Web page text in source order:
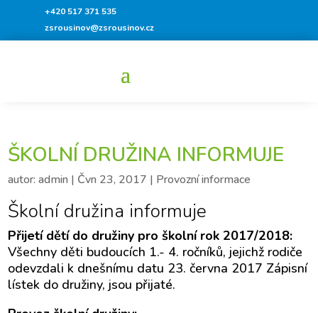
+420 517 371 535
zsrousinov@zsrousinov.cz
ŠKOLNÍ DRUŽINA INFORMUJE
autor:admin | Čvn 23, 2017 | Provozní informace
Školní družina informuje
Přijetí dětí do družiny pro školní rok 2017/2018:
Všechny děti budoucích 1.- 4. ročníků, jejichž rodiče
odevzdali k dnešnímu datu 23. června 2017 Zápisní
lístek do družiny, jsou přijaté.